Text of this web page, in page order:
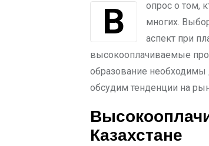
Вопрос о том, кто в Казахстане зарабатывает больше всех, интересует
многих.
аспект при
высокооплачиваемые
образование необходимы
обсудим тенденции на
Казахстане